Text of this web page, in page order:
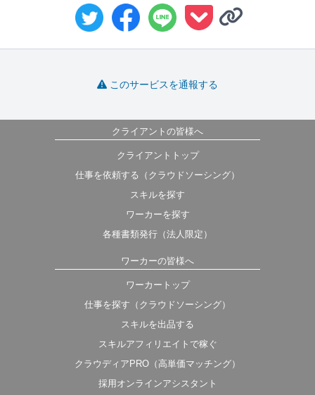
このサービスを通報する
クライアントの皆様へ
クライアントトップ
仕事を依頼する（クラウドソーシング）
スキルを探す
ワーカーを探す
各種書類発行（法人限定）
ワーカーの皆様へ
ワーカートップ
仕事を探す（クラウドソーシング）
スキルを出品する
スキルアフィリエイトで稼ぐ
クラウディアPRO（高単価マッチング）
採用オンラインアシスタント